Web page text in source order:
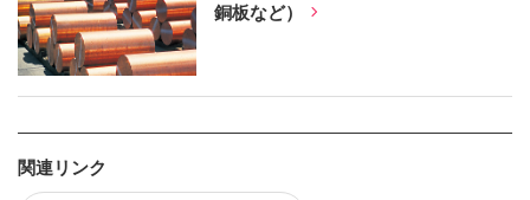
銅板など）
関連リンク